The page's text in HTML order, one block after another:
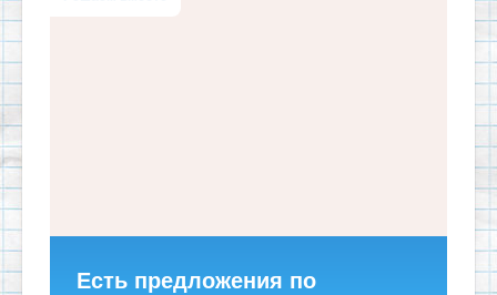
Есть предложения по